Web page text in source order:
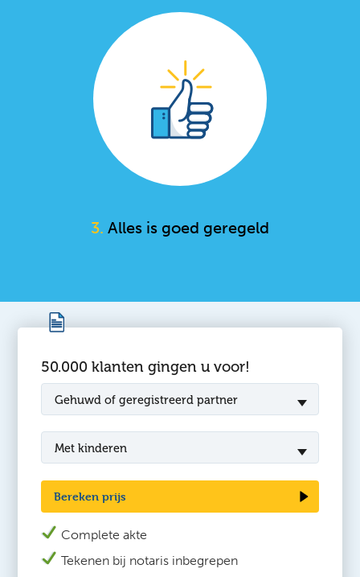
3. Alles is goed geregeld
50.000 klanten gingen u voor!
Gehuwd of geregistreerd partner
Met kinderen
Bereken prijs
Complete akte
Tekenen bij notaris inbegrepen